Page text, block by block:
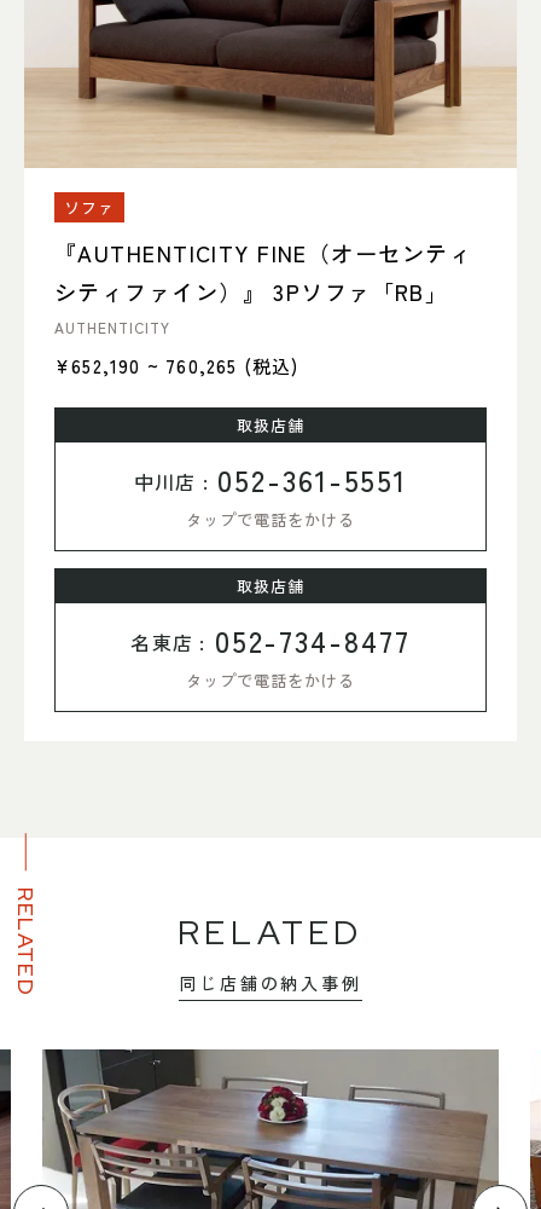
ソファ
『AUTHENTICITY FINE（オーセンティ
シティファイン）』 3Pソファ「RB」
AUTHENTICITY
¥652,190 ~ 760,265 (税込)
取扱店舗
中川店 : 052-361-5551
タップで電話をかける
取扱店舗
名東店 : 052-734-8477
タップで電話をかける
RELATED RELATED
同じ店舗の納入事例